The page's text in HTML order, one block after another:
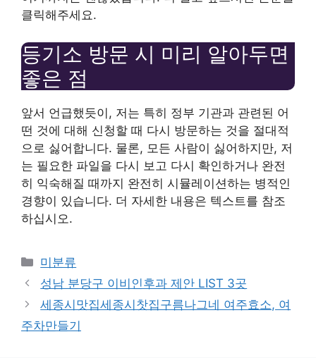
클릭해주세요.
등기소 방문 시 미리 알아두면
좋은 점
앞서 언급했듯이, 저는 특히 정부 기관과 관련된 어
떤 것에 대해 신청할 때 다시 방문하는 것을 절대적
으로 싫어합니다. 물론, 모든 사람이 싫어하지만, 저
는 필요한 파일을 다시 보고 다시 확인하거나 완전
히 익숙해질 때까지 완전히 시뮬레이션하는 병적인
경향이 있습니다. 더 자세한 내용은 텍스트를 참조
하십시오.
Categories
미분류
성남 분당구 이비인후과 제안 LIST 3곳
세종시맛집세종시찻집구름나그네 여주효소, 여
주차만들기